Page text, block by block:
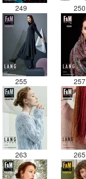
249 250
255 257
263 265